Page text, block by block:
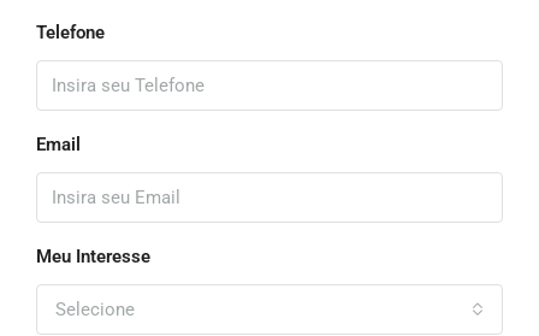
Telefone
Email
Meu Interesse
Selecione